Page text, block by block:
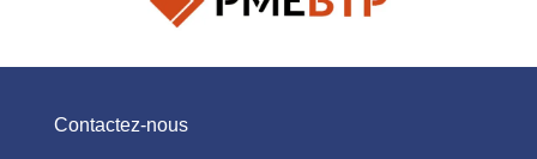
Contactez-nous